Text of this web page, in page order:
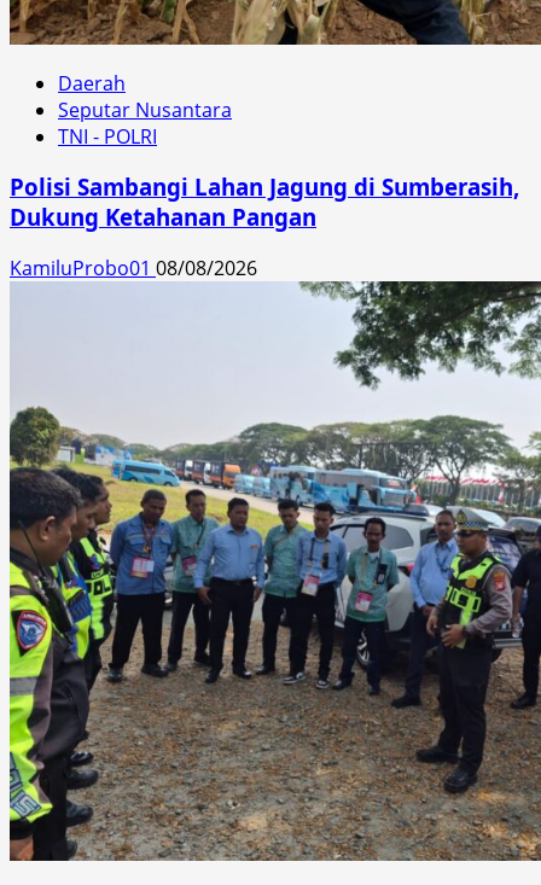
Daerah
Seputar Nusantara
TNI - POLRI
Polisi Sambangi Lahan Jagung di Sumberasih,
Dukung Ketahanan Pangan
KamiluProbo01 08/08/2026